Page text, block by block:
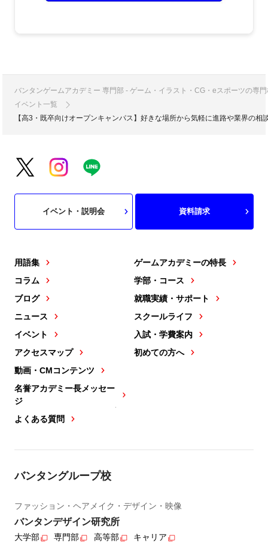
バンタンゲームアカデミー 専門部 - ゲーム・イラスト・CG・eスポーツの専
イベント一覧
【高3・既卒向けオープンキャンパス】好きな場所から気軽に進路や業界の相
用語集
コラム
ブログ
ニュース
イベント
アクセスマップ
動画・CMコンテンツ
名誉アカデミー長メッセー
ジ
よくある質問
ゲームアカデミーの特長
学部・コース
就職実績・サポート
スクールライフ
入試・学費案内
初めての方へ
イベント・説明会 資料請求
バンタングループ校
ファッション・ヘアメイク・デザイン・映像
バンタンデザイン研究所
大学部 専門部 高等部 キャリア